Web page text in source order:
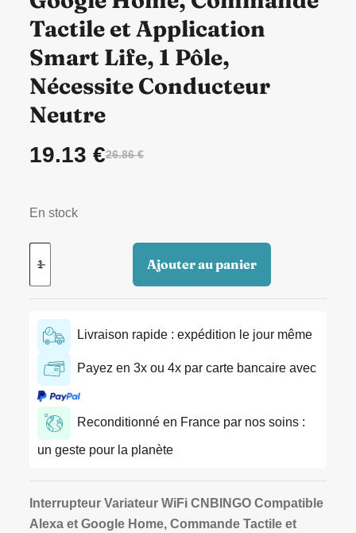
Tactile et Application
Smart Life, 1 Pôle,
Nécessite Conducteur
Neutre
26.86€
19.13 €
En stock
Ajouter au panier
Livraison rapide : expédition le jour même
Payez en 3x ou 4x par carte bancaire avec
Reconditionné en France par nos soins :
un geste pour la planète
Interrupteur Variateur WiFi CNBINGO Compatible
Alexa et Google Home, Commande Tactile et